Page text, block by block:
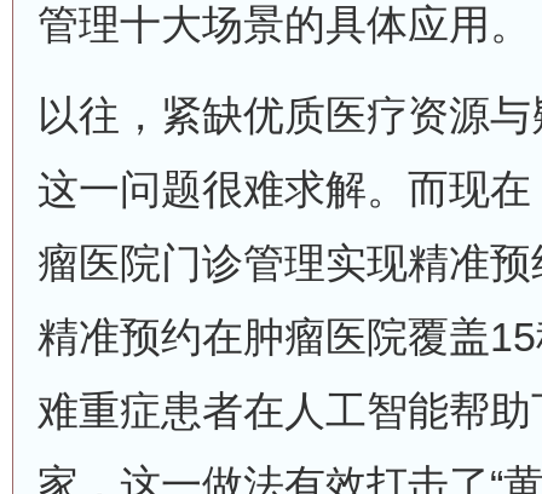
管理十大场景的具体应用。
以往，紧缺优质医疗资源
这一问题很难求解。而现
瘤医院门诊管理实现精准
精准预约在肿瘤医院覆盖
难重症患者在人工智能帮
家，这一做法有效打击了“